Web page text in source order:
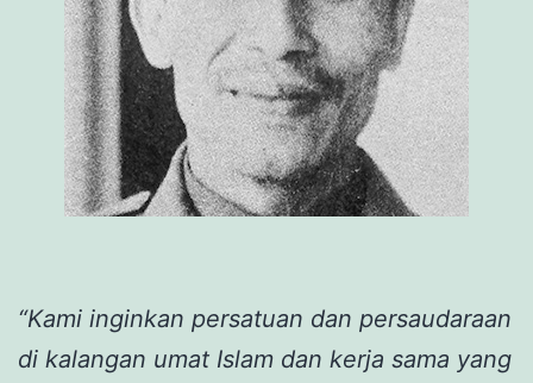
“Kami inginkan persatuan dan persaudaraan
di kalangan umat Islam dan kerja sama yang